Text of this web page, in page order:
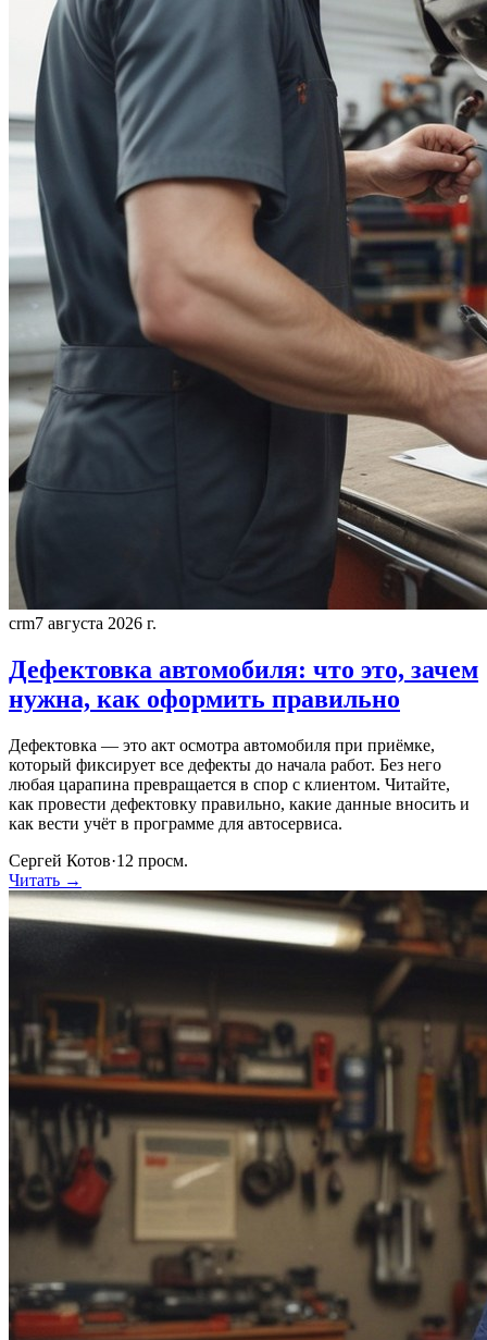
crm7 августа 2026 г.
Дефектовка автомобиля: что это, зачем
нужна, как оформить правильно
Дефектовка — это акт осмотра автомобиля при приёмке,
который фиксирует все дефекты до начала работ. Без него
любая царапина превращается в спор с клиентом. Читайте,
как провести дефектовку правильно, какие данные вносить и
как вести учёт в программе для автосервиса.
Сергей Котов·12 просм.
Читать →